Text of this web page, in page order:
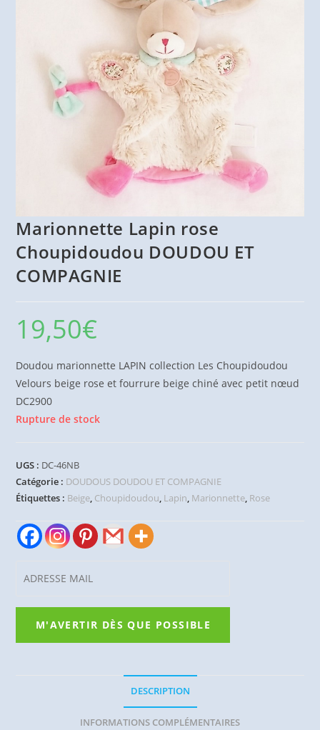
Marionnette Lapin rose
Choupidoudou DOUDOU ET
COMPAGNIE
19,50€
Doudou marionnette LAPIN collection Les Choupidoudou
Velours beige rose et fourrure beige chiné avec petit nœud
DC2900
Rupture de stock
UGS : DC-46NB
Catégorie : DOUDOUS DOUDOU ET COMPAGNIE
Étiquettes : Beige, Choupidoudou, Lapin, Marionnette, Rose
DESCRIPTION
INFORMATIONS COMPLÉMENTAIRES